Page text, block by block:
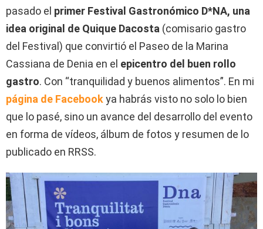
pasado el primer Festival Gastronómico D*NA, una
idea original de Quique Dacosta (comisario gastro
del Festival) que convirtió el Paseo de la Marina
Cassiana de Denia en el epicentro del buen rollo
gastro. Con “tranquilidad y buenos alimentos”. En mi
página de Facebookya habrás visto no solo lo bien
que lo pasé, sino un avance del desarrollo del evento
en forma de vídeos, álbum de fotos y resumen de lo
publicado en RRSS.